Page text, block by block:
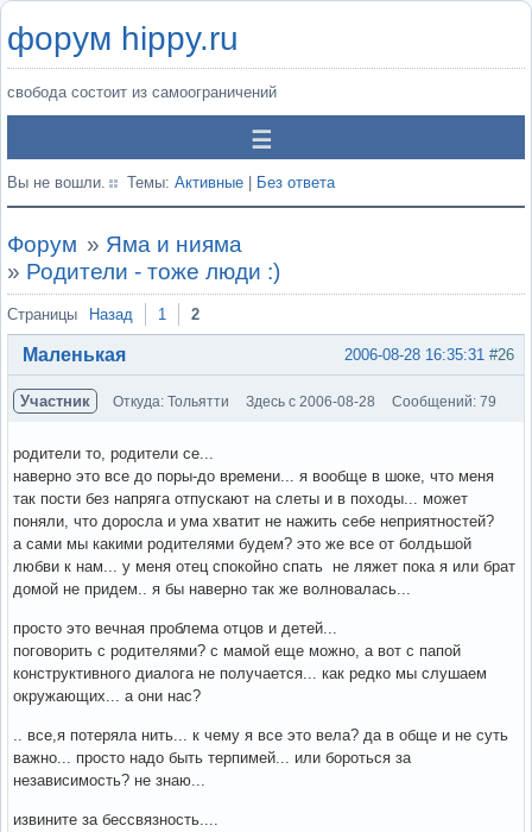
форум hippy.ru
свобода состоит из самоограничений
Вы не вошли. Темы: Активные Без ответа
Форум » Яма и нияма
» Родители - тоже люди :)
Страницы Назад 1 2
#26
2006-08-28 16:35:31
Маленькая
Участник Откуда: Тольятти Здесь с 2006-08-28 Сообщений: 79
родители то, родители се...
наверно это все до поры-до времени... я вообще в шоке, что меня
так пости без напряга отпускают на слеты и в походы... может
поняли, что доросла и ума хватит не нажить себе неприятностей?
а сами мы какими родителями будем? это же все от болдьшой
любви к нам... у меня отец спокойно спать не ляжет пока я или брат
домой не придем.. я бы наверно так же волновалась...
просто это вечная проблема отцов и детей...
поговорить с родителями? с мамой еще можно, а вот с папой
конструктивного диалога не получается... как редко мы слушаем
окружающих... а они нас?
.. все,я потеряла нить... к чему я все это вела? да в обще и не суть
важно... просто надо быть терпимей... или бороться за
независимость? не знаю...
извините за бессвязность....